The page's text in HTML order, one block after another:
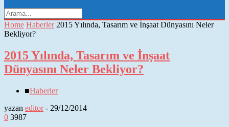
Home Haberler 2015 Yılında, Tasarım ve İnşaat Dünyasını Neler
Bekliyor?
2015 Yılında, Tasarım ve İnşaat
Dünyasını Neler Bekliyor?
■Haberler
yazan editor- 29/12/2014
0 3987